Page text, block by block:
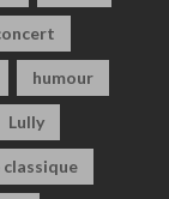
humour
Lully